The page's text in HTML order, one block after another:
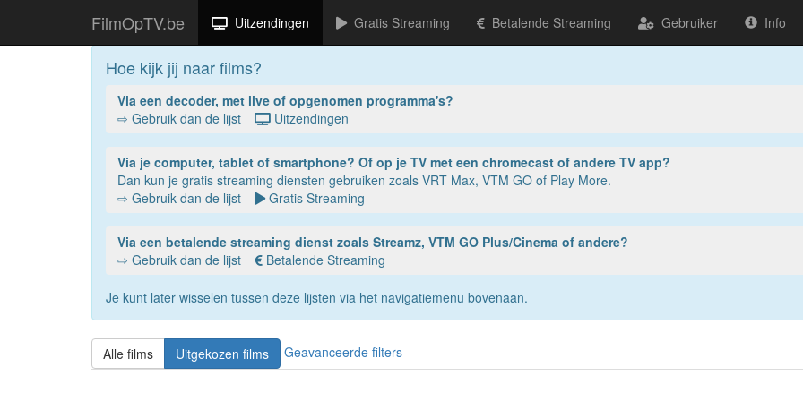
FilmOpTV.be Uitzendingen Gratis Streaming Betalende Streaming Gebruiker Info
Hoe kijk jij naar films?
Via een decoder, met live of opgenomen programma's?
⇨ Gebruik dan de lijst
Uitzendingen
Via je computer, tablet of smartphone? Of op je TV met een chromecast of andere TV app?
Dan kun je gratis streaming diensten gebruiken zoals VRT Max, VTM GO of Play More.
⇨ Gebruik dan de lijst
Gratis Streaming
Via een betalende streaming dienst zoals Streamz, VTM GO Plus/Cinema of andere?
⇨ Gebruik dan de lijst
Betalende Streaming
Je kunt later wisselen tussen deze lijsten via het navigatiemenu bovenaan.
Alle films Uitgekozen films Geavanceerde filters